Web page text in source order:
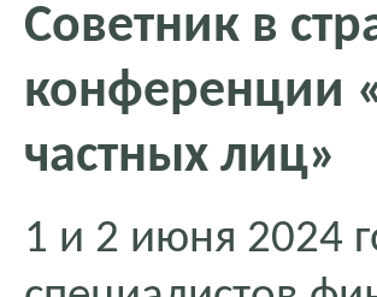
Советник в
конференции
частных лиц»
1 и 2 июня 2024